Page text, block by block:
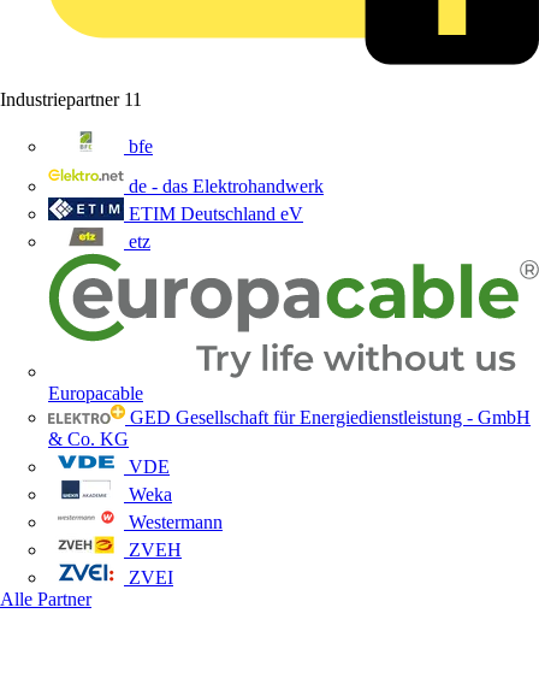
Industriepartner 11
bfe
de - das Elektrohandwerk
ETIM Deutschland eV
etz
Europacable
GED Gesellschaft für Energiedienstleistung - GmbH
& Co. KG
VDE
Weka
Westermann
ZVEH
ZVEI
Alle Partner